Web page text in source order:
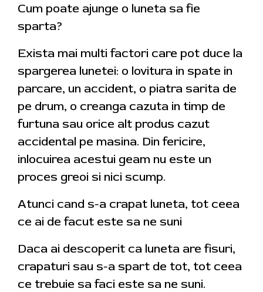
Cum poate ajunge o luneta sa fie
sparta?
Exista mai multi factori care pot duce la
spargerea lunetei: o lovitura in spate in
parcare, un accident, o piatra sarita de
pe drum, o creanga cazuta in timp de
furtuna sau orice alt produs cazut
accidental pe masina. Din fericire,
inlocuirea acestui geam nu este un
proces greoi si nici scump.
Atunci cand s-a crapat luneta, tot ceea
ce ai de facut este sa ne suni
Daca ai descoperit ca luneta are fisuri,
crapaturi sau s-a spart de tot, tot ceea
ce trebuie sa faci este sa ne suni.